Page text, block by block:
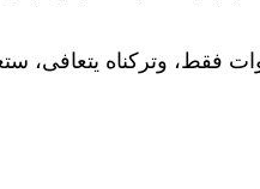
فقط، وتركناه يتعافى،